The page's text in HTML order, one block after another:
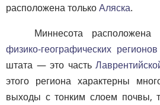
расположена толькоАляска.
Миннесота
физико-географических
штата — это часть
этого региона характерны
выходы с тонким слоем почвы,